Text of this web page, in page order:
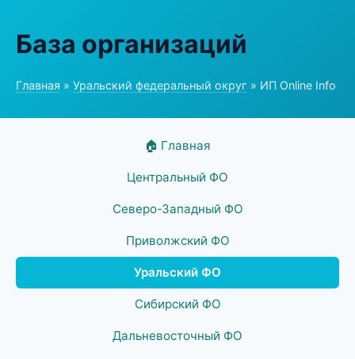
База организаций
Главная » Уральский федеральный округ » ИП Online Info
🏠 Главная
Центральный ФО
Северо-Западный ФО
Приволжский ФО
Уральский ФО
Сибирский ФО
Дальневосточный ФО